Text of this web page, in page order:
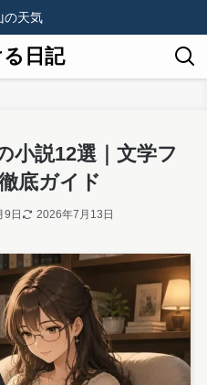
の天気
日記
小説12選｜文学フ
底ガイド
9日 2026年7月13日